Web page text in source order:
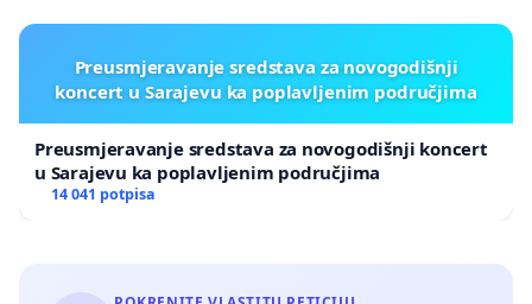
Preusmjeravanje sredstava za novogodišnji
koncert u Sarajevu ka poplavljenim područjima
Preusmjeravanje sredstava za novogodišnji koncert
u Sarajevu ka poplavljenim područjima
14 041 potpisa